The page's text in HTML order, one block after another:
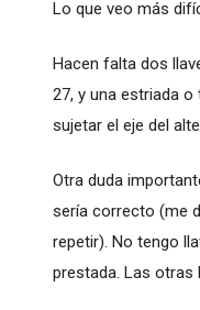
Lo que veo más
Hacen falta dos
27, y una estriada
sujetar el eje del
Otra duda
sería correcto (me
repetir). No tengo
prestada. Las otras